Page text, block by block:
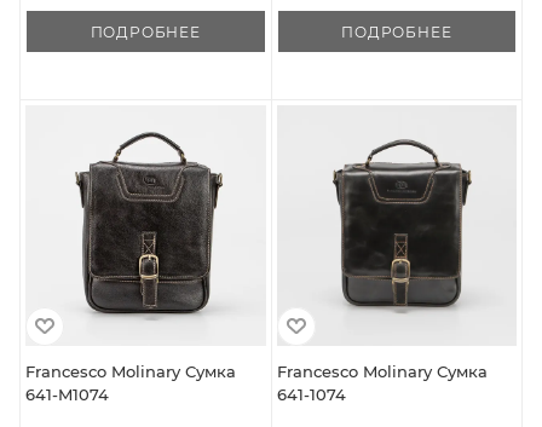
ПОДРОБНЕЕ ПОДРОБНЕЕ
Francesco Molinary Сумка
641-M1074
Francesco Molinary Сумка
641-1074